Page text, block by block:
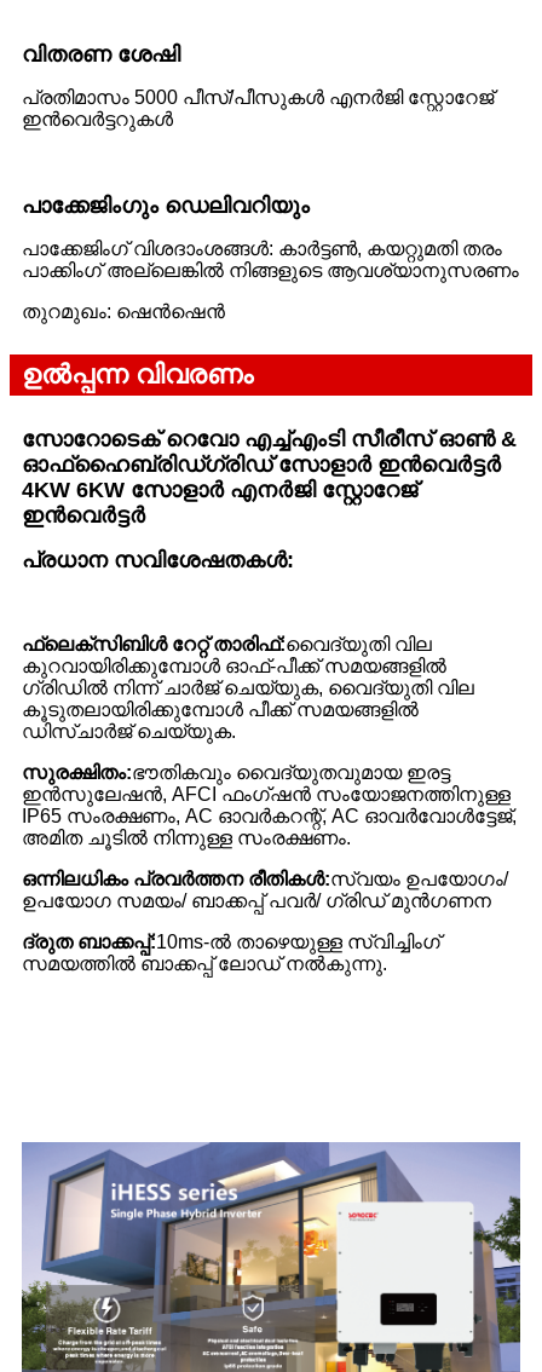
വിതരണ ശേഷി
പ്രതിമാസം 5000 പീസ്/പീസുകൾ എനർജി സ്റ്റോറേജ്
ഇൻവെർട്ടറുകൾ
പാക്കേജിംഗും ഡെലിവറിയും
പാക്കേജിംഗ് വിശദാംശങ്ങൾ: കാർട്ടൺ, കയറ്റുമതി തരം
പാക്കിംഗ് അല്ലെങ്കിൽ നിങ്ങളുടെ ആവശ്യാനുസരണം
തുറമുഖം: ഷെൻഷെൻ
ഉൽപ്പന്ന വിവരണം
സോറോടെക് റെവോ എച്ച്എംടി സീരീസ് ഓൺ &
ഓഫ്ഹൈബ്രിഡ്ഗ്രിഡ് സോളാർ ഇൻവെർട്ടർ
4KW 6KW സോളാർ എനർജി സ്റ്റോറേജ്
ഇൻവെർട്ടർ
പ്രധാന സവിശേഷതകൾ:
ഫ്ലെക്സിബിൾ റേറ്റ് താരിഫ്:വൈദ്യുതി വില
കുറവായിരിക്കുമ്പോൾ ഓഫ്-പീക്ക് സമയങ്ങളിൽ
ഗ്രിഡിൽ നിന്ന് ചാർജ് ചെയ്യുക, വൈദ്യുതി വില
കൂടുതലായിരിക്കുമ്പോൾ പീക്ക് സമയങ്ങളിൽ
ഡിസ്ചാർജ് ചെയ്യുക.
സുരക്ഷിതം:ഭൗതികവും വൈദ്യുതവുമായ ഇരട്ട
ഇൻസുലേഷൻ, AFCI ഫംഗ്ഷൻ സംയോജനത്തിനുള്ള
IP65 സംരക്ഷണം, AC ഓവർകറന്റ്, AC ഓവർവോൾട്ടേജ്,
അമിത ചൂടിൽ നിന്നുള്ള സംരക്ഷണം.
ഒന്നിലധികം പ്രവർത്തന രീതികൾ:സ്വയം ഉപയോഗം/
ഉപയോഗ സമയം/ ബാക്കപ്പ് പവർ/ ഗ്രിഡ് മുൻഗണന
ദ്രുത ബാക്കപ്പ്:10ms-ൽ താഴെയുള്ള സ്വിച്ചിംഗ്
സമയത്തിൽ ബാക്കപ്പ് ലോഡ് നൽകുന്നു.